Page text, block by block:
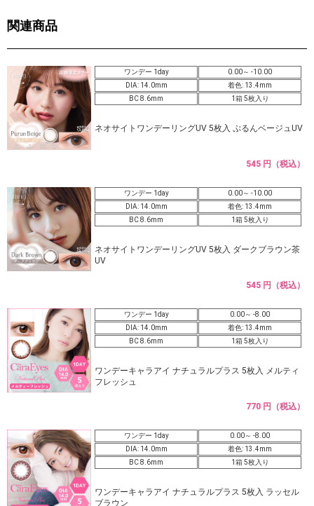
関連商品
ワンデー 1day
0.00～ -10.00
DIA: 14.0mm
着色: 13.4mm
BC 8.6mm
1箱 5枚入り
ネオサイトワンデーリングUV 5枚入 ぷるんベージュUV
545 円（税込）
ワンデー 1day
0.00～ -10.00
DIA: 14.0mm
着色: 13.4mm
BC 8.6mm
1箱 5枚入り
ネオサイトワンデーリングUV 5枚入 ダークブラウン茶
UV
545 円（税込）
ワンデー 1day
0.00～ -8.00
DIA: 14.0mm
着色: 13.4mm
BC 8.6mm
1箱 5枚入り
ワンデーキャラアイ ナチュラルプラス 5枚入 メルティ
フレッシュ
770 円（税込）
ワンデー 1day
0.00～ -8.00
DIA: 14.0mm
着色: 13.4mm
BC 8.6mm
1箱 5枚入り
ワンデーキャラアイ ナチュラルプラス 5枚入 ラッセル
ブラウン